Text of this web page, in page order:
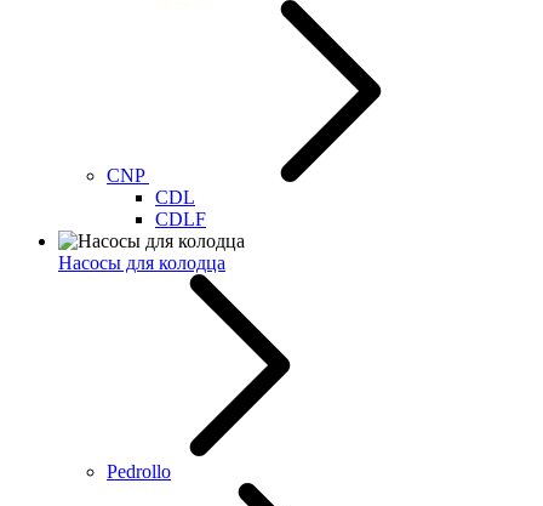
CNP
CDL
CDLF
Насосы для колодца
Pedrollo